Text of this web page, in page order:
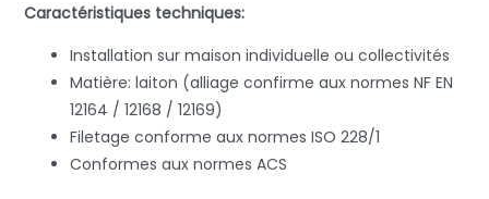
Caractéristiques techniques:
Installation sur maison individuelle ou collectivités
Matière: laiton (alliage confirme aux normes NF EN
12164 / 12168 / 12169)
Filetage conforme aux normes ISO 228/1
Conformes aux normes ACS